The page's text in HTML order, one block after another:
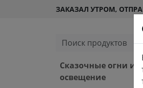
ЗАКАЗАЛ УТРОМ,
Поиск продуктов
Сказочные огни и
освещение